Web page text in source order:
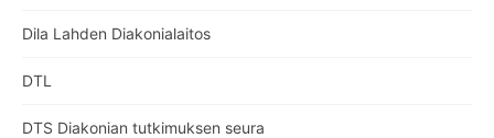
Dila Lahden Diakonialaitos
DTL
DTS Diakonian tutkimuksen seura